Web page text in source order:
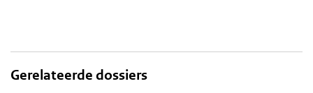
Gerelateerde dossiers